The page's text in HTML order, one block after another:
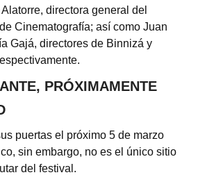
directora general del
Cinematografía; así como Juan
Gajá, directores de Binnizá y
PRÓXIMAMENTE
puertas el próximo 5 de marzo
sin embargo, no es el único sitio
del festival.